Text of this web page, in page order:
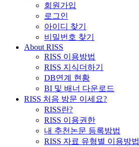
회원가입
로그인
아이디 찾기
비밀번호 찾기
About RISS
RISS 이용방법
RISS 지식더하기
DB연계 현황
BI 및 배너 다운로드
RISS 처음 방문 이세요?
RISS란?
RISS 이용권한
내 추천논문 등록방법
RISS 자료 유형별 이용방법